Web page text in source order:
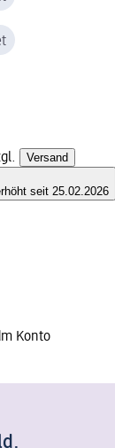
Versand
seit 25.02.2026
Konto